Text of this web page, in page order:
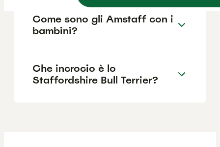
Come sono gli Amstaff con i
bambini?
Che incrocio è lo
Staffordshire Bull Terrier?